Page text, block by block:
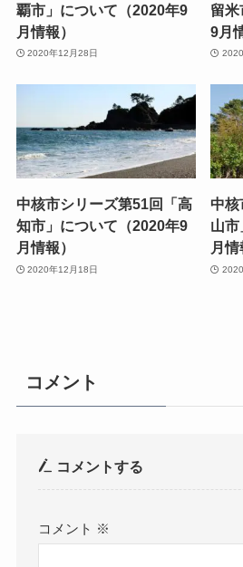
覇市」について（2020年9
月情報）
2020年12月28日
留
9月
中核市シリーズ第51回「高
知市」について（2020年9
月情報）
2020年12月18日
中
山
月情
コメント
コメントする
コメント ※